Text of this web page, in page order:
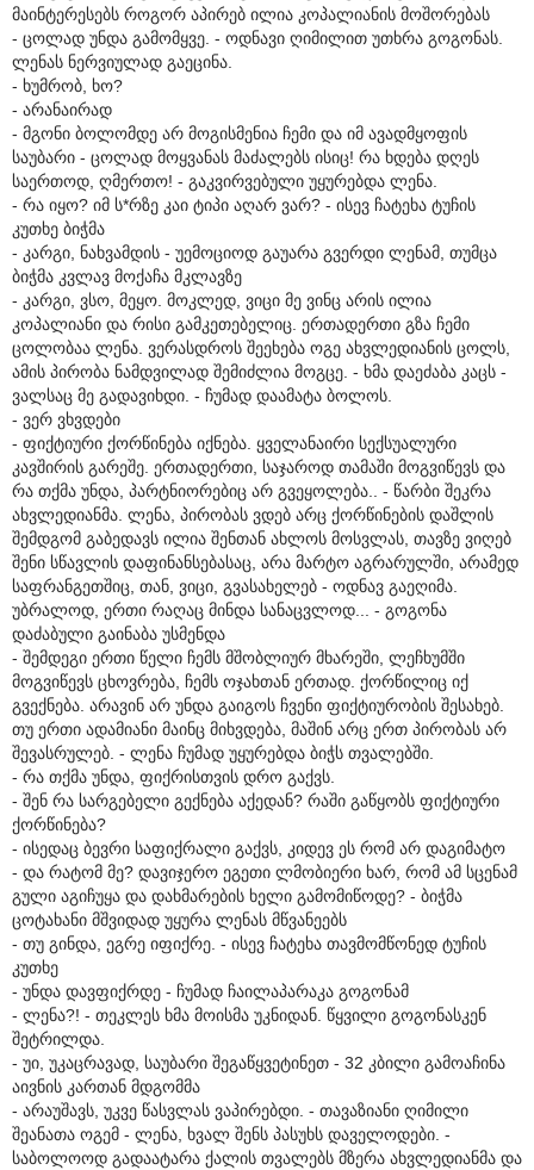
მაინტერესებს როგორ აპირებ ილია კოპალიანის მოშორებას
- ცოლად უნდა გამომყვე. - ოდნავი ღიმილით უთხრა გოგონას.
ლენას ნერვიულად გაეცინა.
- ხუმრობ, ხო?
- არანაირად
- მგონი ბოლომდე არ მოგისმენია ჩემი და იმ ავადმყოფის
საუბარი - ცოლად მოყვანას მაძალებს ისიც! რა ხდება დღეს
საერთოდ, ღმერთო! - გაკვირვებული უყურებდა ლენა.
- რა იყო? იმ ს*რზე კაი ტიპი აღარ ვარ? - ისევ ჩატეხა ტუჩის
კუთხე ბიჭმა
- კარგი, ნახვამდის - უემოციოდ გაუარა გვერდი ლენამ, თუმცა
ბიჭმა კვლავ მოქაჩა მკლავზე
- კარგი, ვსო, მეყო. მოკლედ, ვიცი მე ვინც არის ილია
კოპალიანი და რისი გამკეთებელიც. ერთადერთი გზა ჩემი
ცოლობაა ლენა. ვერასდროს შეეხება ოგე ახვლედიანის ცოლს,
ამის პირობა ნამდვილად შემიძლია მოგცე. - ხმა დაეძაბა კაცს -
ვალსაც მე გადავიხდი. - ჩუმად დაამატა ბოლოს.
- ვერ ვხვდები
- ფიქტიური ქორწინება იქნება. ყველანაირი სექსუალური
კავშირის გარეშე. ერთადერთი, საჯაროდ თამაში მოგვიწევს და
რა თქმა უნდა, პარტნიორებიც არ გვეყოლება.. - წარბი შეკრა
ახვლედიანმა. ლენა, პირობას ვდებ არც ქორწინების დაშლის
შემდგომ გაბედავს ილია შენთან ახლოს მოსვლას, თავზე ვიღებ
შენი სწავლის დაფინანსებასაც, არა მარტო აგრარულში, არამედ
საფრანგეთშიც, თან, ვიცი, გვასახელებ - ოდნავ გაეღიმა.
უბრალოდ, ერთი რაღაც მინდა სანაცვლოდ... - გოგონა
დაძაბული გაინაბა უსმენდა
- შემდეგი ერთი წელი ჩემს მშობლიურ მხარეში, ლეჩხუმში
მოგვიწევს ცხოვრება, ჩემს ოჯახთან ერთად. ქორწილიც იქ
გვექნება. არავინ არ უნდა გაიგოს ჩვენი ფიქტიურობის შესახებ.
თუ ერთი ადამიანი მაინც მიხვდება, მაშინ არც ერთ პირობას არ
შევასრულებ. - ლენა ჩუმად უყურებდა ბიჭს თვალებში.
- რა თქმა უნდა, ფიქრისთვის დრო გაქვს.
- შენ რა სარგებელი გექნება აქედან? რაში გაწყობს ფიქტიური
ქორწინება?
- ისედაც ბევრი საფიქრალი გაქვს, კიდევ ეს რომ არ დაგიმატო
- და რატომ მე? დავიჯერო ეგეთი ლმობიერი ხარ, რომ ამ სცენამ
გული აგიჩუყა და დახმარების ხელი გამომიწოდე? - ბიჭმა
ცოტახანი მშვიდად უყურა ლენას მწვანეებს
- თუ გინდა, ეგრე იფიქრე. - ისევ ჩატეხა თავმომწონედ ტუჩის
კუთხე
- უნდა დავფიქრდე - ჩუმად ჩაილაპარაკა გოგონამ
- ლენა?! - თეკლეს ხმა მოისმა უკნიდან. წყვილი გოგონასკენ
შეტრილდა.
- უი, უკაცრავად, საუბარი შეგაწყვეტინეთ - 32 კბილი გამოაჩინა
აივნის კართან მდგომმა
- არაუშავს, უკვე წასვლას ვაპირებდი. - თავაზიანი ღიმილი
შეანათა ოგემ - ლენა, ხვალ შენს პასუხს დაველოდები. -
საბოლოოდ გადაატარა ქალის თვალებს მზერა ახვლედიანმა და